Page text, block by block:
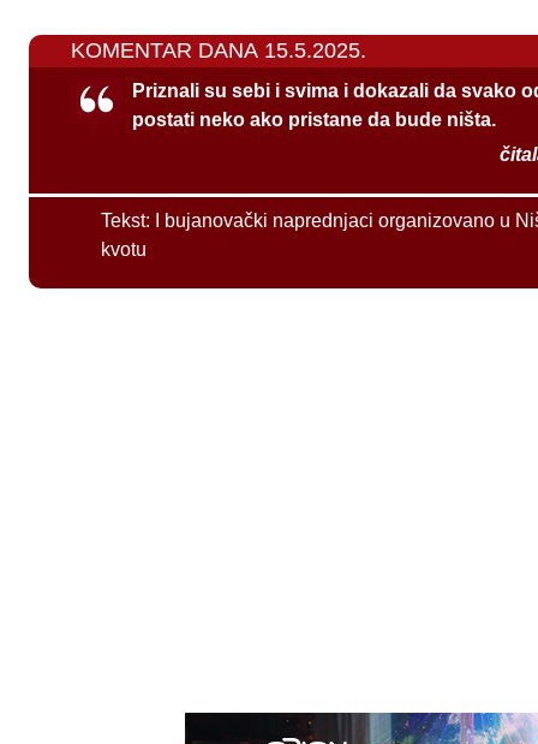
KOMENTAR DANA 15.5.2025.
Priznali su sebi i svima i dokazali da svako
postati neko ako pristane da bude ništa.
Tekst:
I bujanovački naprednjaci organizovano u
kvotu